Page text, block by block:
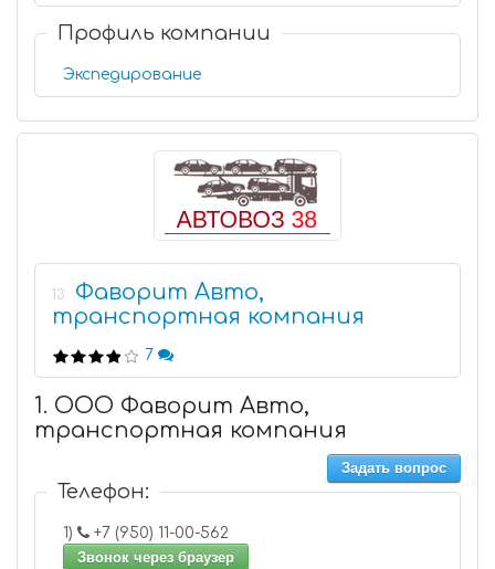
Профиль компании
Экспедирование
13
Фаворит Авто,
транспортная компания
7
1. ООО Фаворит Авто,
транспортная компания
Задать вопрос
Телефон:
1)
+7 (950) 11-00-562
Звонок через браузер